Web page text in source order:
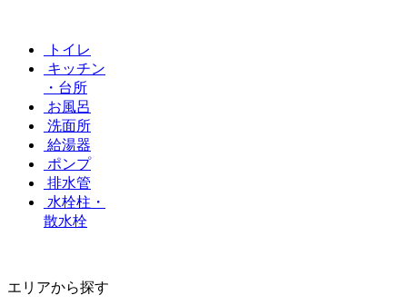
トイレ
キッチン
・台所
お風呂
洗面所
給湯器
ポンプ
排水管
水栓柱・
散水栓
エリアから探す